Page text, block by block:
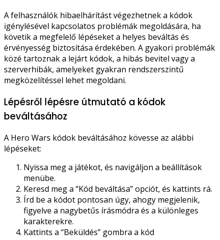
A felhasználók hibaelhárítást végezhetnek a kódok
igénylésével kapcsolatos problémák megoldására, ha
követik a megfelelő lépéseket a helyes beváltás és
érvényesség biztosítása érdekében. A gyakori problémák
közé tartoznak a lejárt kódok, a hibás bevitel vagy a
szerverhibák, amelyeket gyakran rendszerszintű
megközelítéssel lehet megoldani.
Lépésről lépésre útmutató a kódok
beváltásához
A Hero Wars kódok beváltásához kövesse az alábbi
lépéseket:
Nyissa meg a játékot, és navigáljon a beállítások
menübe.
Keresd meg a “Kód beváltása” opciót, és kattints rá.
Írd be a kódot pontosan úgy, ahogy megjelenik,
figyelve a nagybetűs írásmódra és a különleges
karakterekre.
Kattints a “Beküldés” gombra a kód